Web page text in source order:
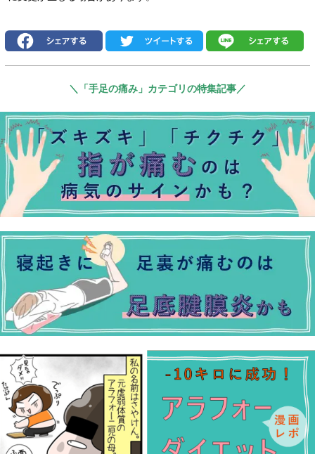
＼「手足の痛み」カテゴリの特集記事／